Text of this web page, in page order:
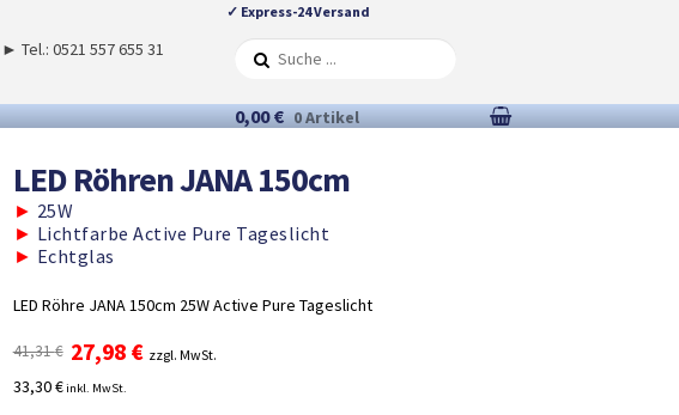
✓ Express-24 Versand
► Tel.: 0521 557 655 31
0,00 € 0 Artikel
LED Röhren JANA 150cm
► 25W
► Lichtfarbe Active Pure Tageslicht
► Echtglas
LED Röhre JANA 150cm 25W Active Pure Tageslicht
41,31€ Ursprünglicher
Preis
war:
27,98 €Aktueller
zzgl. MwSt.
33,30 €inkl. MwSt.